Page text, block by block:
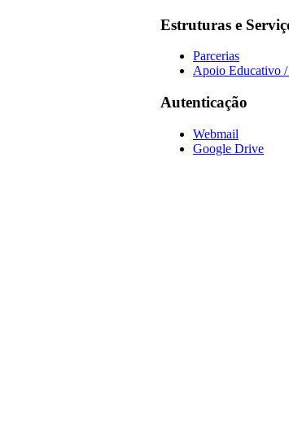
Estruturas e
Parcerias
Apoio Educativo /
Autenticação
Webmail
Google Drive